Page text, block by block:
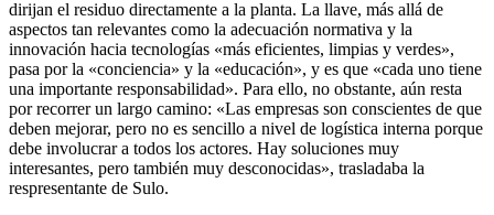
dirijan el residuo directamente a la planta. La llave, más allá de
aspectos tan relevantes como la adecuación normativa y la
innovación hacia tecnologías «más eficientes, limpias y verdes»,
pasa por la «conciencia» y la «educación», y es que «cada uno tiene
una importante responsabilidad». Para ello, no obstante, aún resta
por recorrer un largo camino: «Las empresas son conscientes de que
deben mejorar, pero no es sencillo a nivel de logística interna porque
debe involucrar a todos los actores. Hay soluciones muy
interesantes, pero también muy desconocidas», trasladaba la
respresentante de Sulo.